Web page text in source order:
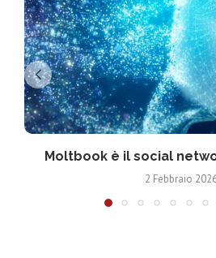
Moltbook è il social
2 Febbraio